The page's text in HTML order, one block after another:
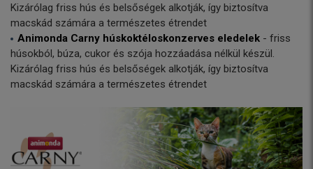
Kizárólag friss hús és belsőségek alkotják, így biztosítva
macskád számára a természetes étrendet
Animonda Carny húskoktéloskonzerves eledelek - friss
húsokból, búza, cukor és szója hozzáadása nélkül készül.
Kizárólag friss hús és belsőségek alkotják, így biztosítva
macskád számára a természetes étrendet